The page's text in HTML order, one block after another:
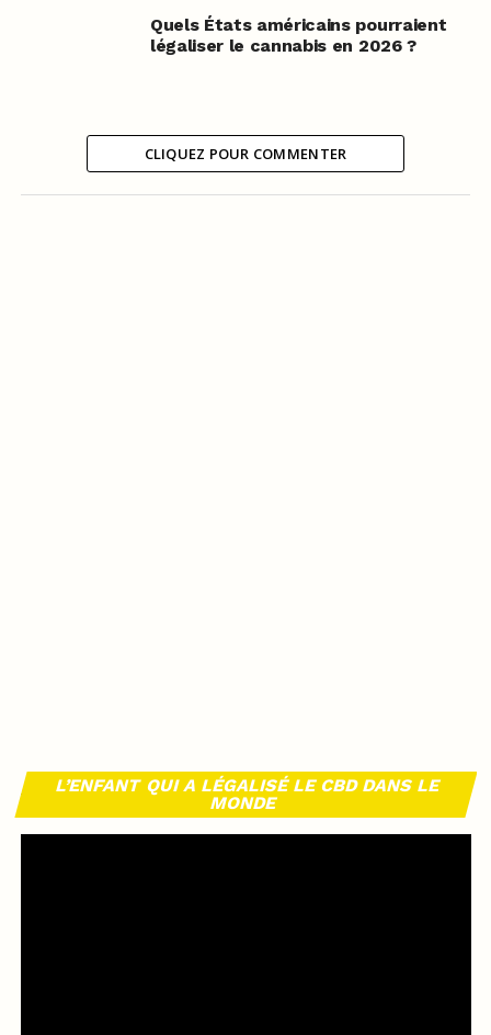
Quels États américains pourraient
légaliser le cannabis en 2026 ?
CLIQUEZ POUR COMMENTER
L’ENFANT QUI A LÉGALISÉ LE CBD DANS LE
MONDE